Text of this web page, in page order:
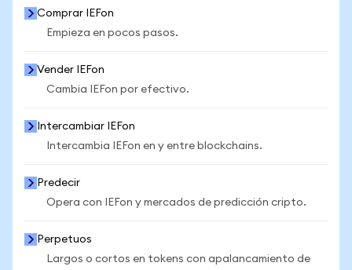
Comprar IEFon
Empieza en pocos pasos.
Vender IEFon
Cambia IEFon por efectivo.
Intercambiar IEFon
Intercambia IEFon en y entre blockchains.
Predecir
Opera con IEFon y mercados de predicción cripto.
Perpetuos
Largos o cortos en tokens con apalancamiento de